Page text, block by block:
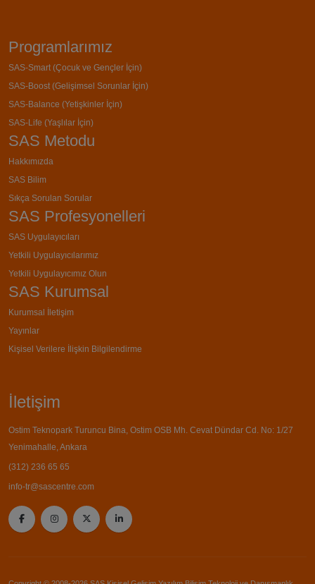
Programlarımız
SAS-Smart (Çocuk ve Gençler İçin)
SAS-Boost (Gelişimsel Sorunlar İçin)
SAS-Balance (Yetişkinler İçin)
SAS-Life (Yaşlılar İçin)
SAS Metodu
Hakkımızda
SAS Bilim
Sıkça Sorulan Sorular
SAS Profesyonelleri
SAS Uygulayıcıları
Yetkili Uygulayıcılarımız
Yetkili Uygulayıcımız Olun
SAS Kurumsal
Kurumsal İletişim
Yayınlar
Kişisel Verilere İlişkin Bilgilendirme
İletişim
Ostim Teknopark Turuncu Bina, Ostim OSB Mh. Cevat Dündar Cd. No: 1/27
Yenimahalle, Ankara
(312) 236 65 65
info-tr@sascentre.com